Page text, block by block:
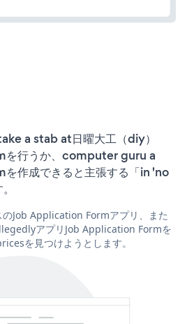
a stab at日曜大工（diy）
行うか、computer guru a
作成できると主張する「in 'no
Job Application Formアプリ、また
アプリJob Application Formを
を見つけようとします。